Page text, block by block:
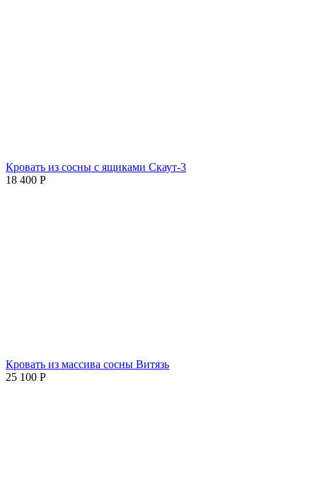
Кровать из сосны с ящиками Скаут-3
18 400 Р
Кровать из массива сосны Витязь
25 100 Р